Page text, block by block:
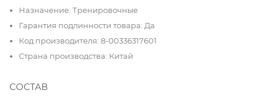
Назначение: Тренировочные
Гарантия подлинности товара: Да
Код производителя: 8-00336317601
Страна производства: Китай
СОСТАВ